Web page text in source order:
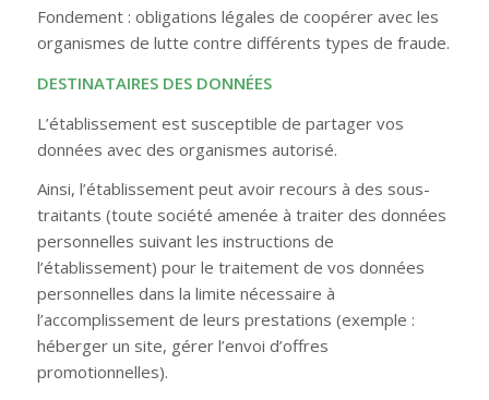
Fondement : obligations légales de coopérer avec les
organismes de lutte contre différents types de fraude.
DESTINATAIRES DES DONNÉES
L’établissement est susceptible de partager vos
données avec des organismes autorisé.
Ainsi, l’établissement peut avoir recours à des sous-
traitants (toute société amenée à traiter des données
personnelles suivant les instructions de
l’établissement) pour le traitement de vos données
personnelles dans la limite nécessaire à
l’accomplissement de leurs prestations (exemple :
héberger un site, gérer l’envoi d’offres
promotionnelles).